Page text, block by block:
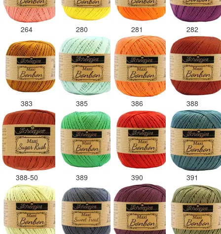
264 280 281 282
383 385 386 388
388-50 389 390 391